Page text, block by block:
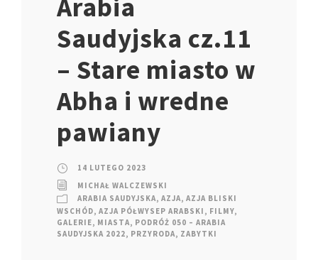
Arabia
Saudyjska cz.11
– Stare miasto w
Abha i wredne
pawiany
14 LUTEGO 2023
MICHAŁ WALCZEWSKI
ARABIA SAUDYJSKA, AZJA, AZJA BLISKI
WSCHÓD, AZJA PÓŁWYSEP ARABSKI , FILMY,
GALERIE, MIASTA, PODRÓŻ 050 – ARABIA
SAUDYJSKA 2022, PRZYRODA, ZABYTKI